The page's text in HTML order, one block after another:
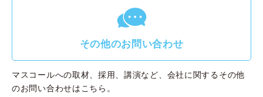
g
その他のお問い合わせ
マスコールへの取材、採用、講演など、会社に関するその他
のお問い合わせはこちら。